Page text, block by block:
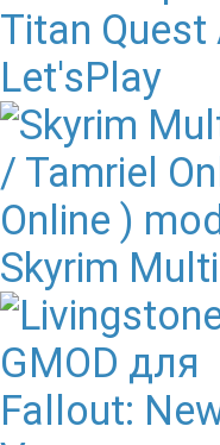
Titan Quest
Let'sPlay
Skyrim